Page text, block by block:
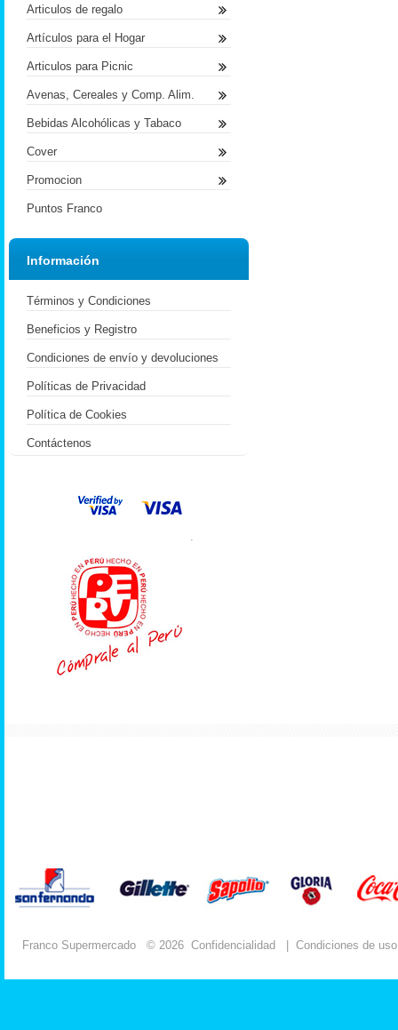
Articulos de regalo
Artículos para el Hogar
Articulos para Picnic
Avenas, Cereales y Comp. Alim.
Bebidas Alcohólicas y Tabaco
Cover
Promocion
Puntos Franco
Información
Términos y Condiciones
Beneficios y Registro
Condiciones de envío y devoluciones
Políticas de Privacidad
Política de Cookies
Contáctenos
.
Franco Supermercado © 2026 Confidencialidad Condiciones de uso